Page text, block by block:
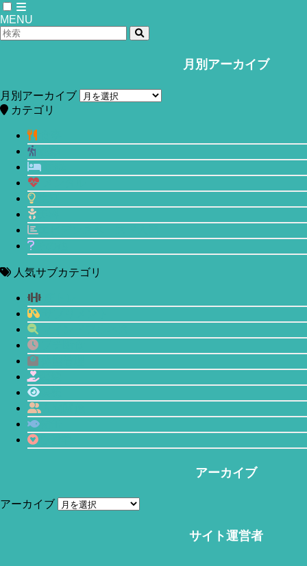
MENU
月別アーカイブ
月別アーカイブ
カテゴリ
人気サブカテゴリ
アーカイブ
アーカイブ
サイト運営者
病理学的に新しく分かった「不適応な7
つの性格」とは？
2020年12月20日